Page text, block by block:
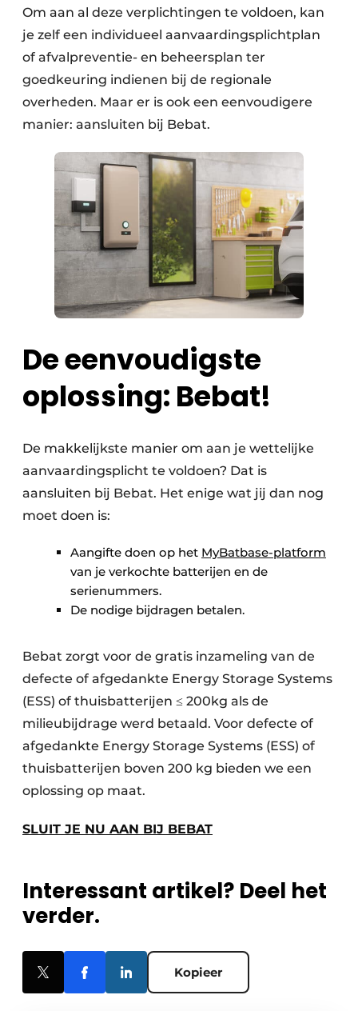
Om aan al deze verplichtingen te voldoen, kan
je zelf een individueel aanvaardingsplichtplan
of afvalpreventie- en beheersplan ter
goedkeuring indienen bij de regionale
overheden. Maar er is ook een eenvoudigere
manier: aansluiten bij Bebat.
De eenvoudigste
oplossing: Bebat!
De makkelijkste manier om aan je wettelijke
aanvaardingsplicht te voldoen? Dat is
aansluiten bij Bebat. Het enige wat jij dan nog
moet doen is:
Aangifte doen op het MyBatbase-platform
van je verkochte batterijen en de
serienummers.
De nodige bijdragen betalen.
Bebat zorgt voor de gratis inzameling van de
defecte of afgedankte Energy Storage Systems
(ESS) of thuisbatterijen ≤ 200kg als de
milieubijdrage werd betaald. Voor defecte of
afgedankte Energy Storage Systems (ESS) of
thuisbatterijen boven 200 kg bieden we een
oplossing op maat.
SLUIT JE NU AAN BIJ BEBAT
Interessant artikel? Deel het
verder.
Kopieer